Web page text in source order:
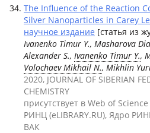
The Influence of the Reaction
Silver Nanoparticles in Carey
научное издание [статья из
Ivanenko Timur Y., Masharova
Alexander S., Ivanenko Timur Y.,
Volochaev Mikhail N., Mikhlin
2020, JOURNAL OF SIBERIAN
CHEMISTRY
присутствует в Web of
РИНЦ (eLIBRARY.RU), Ядро
ВАК